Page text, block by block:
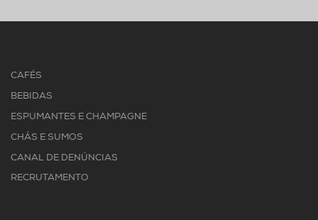
CAFÉS
BEBIDAS
ESPUMANTES E CHAMPAGNE
CHÁS E SUMOS
CANAL DE DENÚNCIAS
RECRUTAMENTO